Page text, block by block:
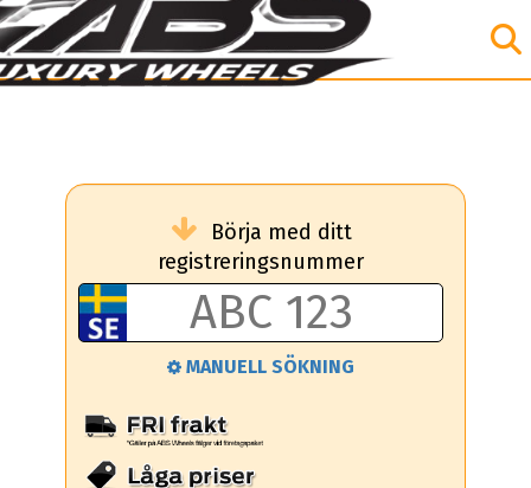
Börja med ditt
registreringsnummer
MANUELL SÖKNING